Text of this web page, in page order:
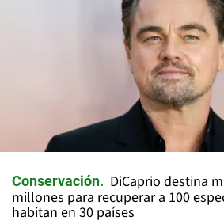
Conservación
DiCaprio destina
millones para recuperar a 100
habitan en 30 países